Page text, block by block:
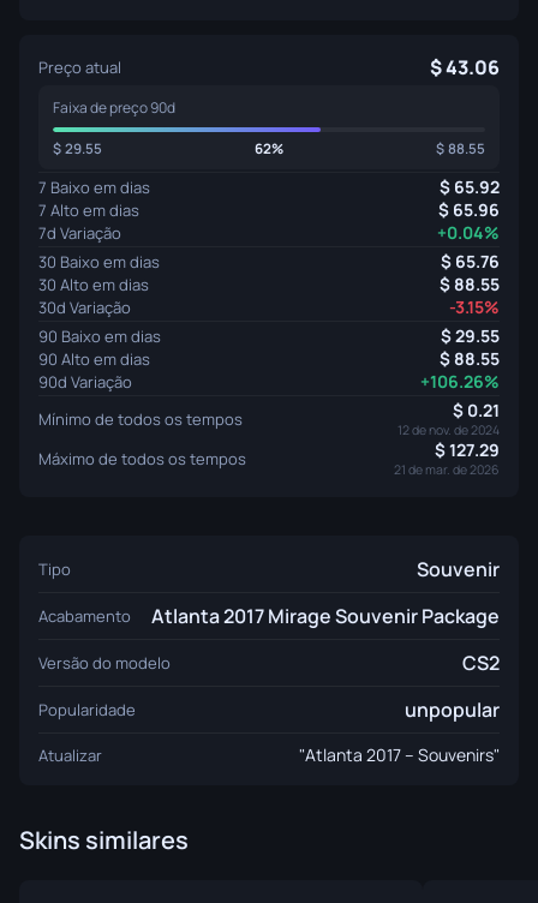
Preço atual 43.06
Faixa de preço 90d
29.55 62% 88.55
7 Baixo em dias 65.92
7 Alto em dias 65.96
7d Variação +0.04%
30 Baixo em dias 65.76
30 Alto em dias 88.55
30d Variação -3.15%
90 Baixo em dias 29.55
90 Alto em dias 88.55
90d Variação +106.26%
Mínimo de todos os tempos 0.21
12 de nov. de 2024
Máximo de todos os tempos 127.29
21 de mar. de 2026
Tipo Souvenir
Acabamento Atlanta 2017 Mirage Souvenir Package
Versão do modelo CS2
Popularidade unpopular
Atualizar "Atlanta 2017 – Souvenirs"
Skins similares